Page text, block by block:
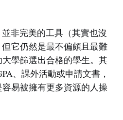
非完美的工具（其實也沒
它仍然是最不偏頗且最難
學篩選出合格的學生。其
、課外活動或申請文書，
易被擁有更多資源的人操